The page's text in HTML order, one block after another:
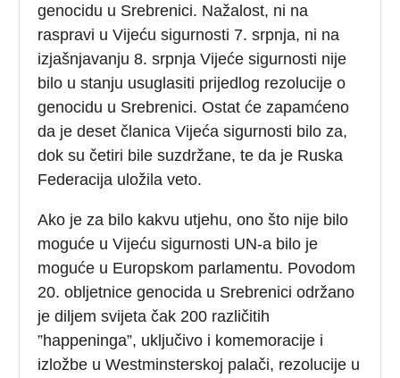
genocidu u Srebrenici. Nažalost, ni na
raspravi u Vijeću sigurnosti 7. srpnja, ni na
izjašnjavanju 8. srpnja Vijeće sigurnosti nije
bilo u stanju usuglasiti prijedlog rezolucije o
genocidu u Srebrenici. Ostat će zapamćeno
da je deset članica Vijeća sigurnosti bilo za,
dok su četiri bile suzdržane, te da je Ruska
Federacija uložila veto.
Ako je za bilo kakvu utjehu, ono što nije bilo
moguće u Vijeću sigurnosti UN-a bilo je
moguće u Europskom parlamentu. Povodom
20. obljetnice genocida u Srebrenici održano
je diljem svijeta čak 200 različitih
”happeninga”, uključivo i komemoracije i
izložbe u Westminsterskoj palači, rezolucije u